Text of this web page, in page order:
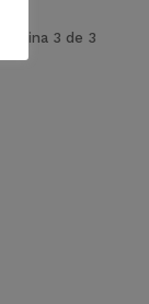
Página 3 de 3